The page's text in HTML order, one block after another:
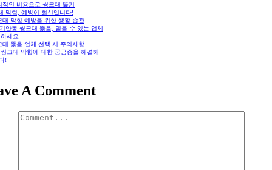
적인 비용으로 씽크대 뚫기
막힘, 예방이 최선입니다!
대 막힘 예방을 위한 생활 습관
안동 씽크대 뚫음, 믿을 수 있는 업체
세요
대 뚫음 업체 선택 시 주의사항
씽크대 막힘에 대한 궁금증을 해결해
!
A Comment